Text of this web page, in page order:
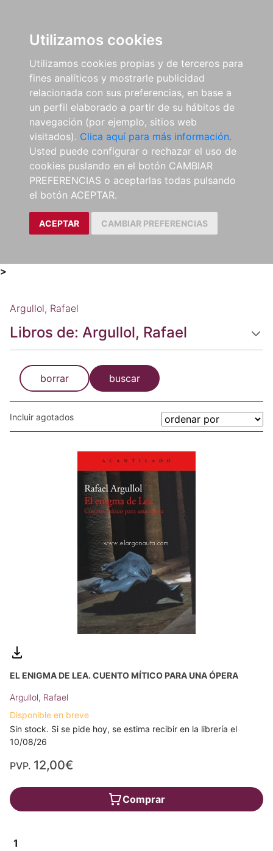
Utilizamos cookies
Utilizamos cookies propias y de terceros para
fines analíticos y mostrarle publicidad
relacionada con sus preferencias, en base a
un perfil elaborado a partir de su hábitos de
navegación (por ejemplo, sitios web
visitados). Clica aquí para más información.
Usted puede configurar o rechazar el uso de
cookies puslando en el botón CAMBIAR
PREFERENCIAS o aceptarlas todas pulsando
el botón ACEPTAR.
ACEPTAR CAMBIAR PREFERENCIAS
>
Argullol, Rafael
Libros de: Argullol, Rafael
borrar buscar
Incluir agotados
EL ENIGMA DE LEA. CUENTO MÍTICO PARA UNA ÓPERA
Argullol, Rafael
Disponible en breve
Sin stock. Si se pide hoy, se estima recibir en la librería el
10/08/26
PVP. 12,00€
Comprar
1